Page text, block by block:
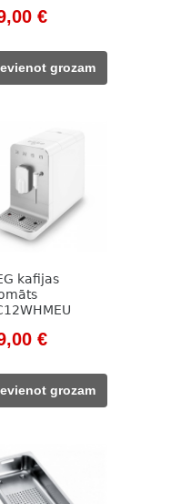
€.
€Current
599,00 €.
grozam
kafijas
€.
€Current
659,00 €.
grozam